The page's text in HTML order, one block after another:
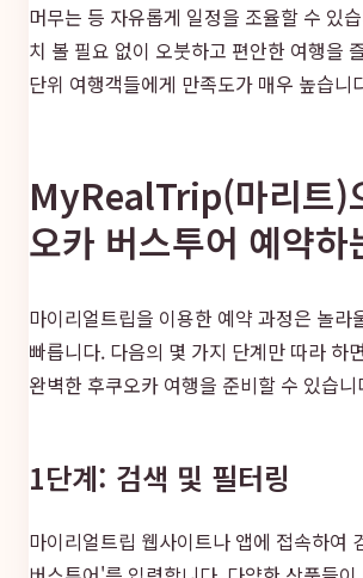
머무는 등 자유롭게 일정을 조율할 수 있
치 볼 필요 없이 오붓하고 편안한 여행을
단위 여행객들에게 만족도가 매우 높습니
MyRealTrip(마리트)
오카 버스투어 예약하
마이리얼트립을 이용한 예약 과정은 놀라
빠릅니다. 다음의 몇 가지 단계만 따라 하
완벽한 후쿠오카 여행을 준비할 수 있습니
1단계: 검색 및 필터링
마이리얼트립 웹사이트나 앱에 접속하여